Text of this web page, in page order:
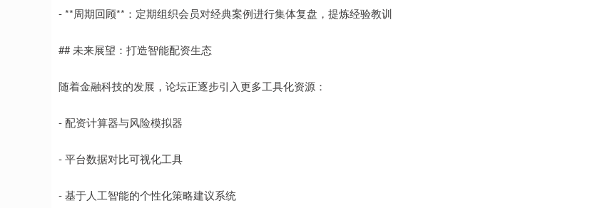
- **周期回顾**：定期组织会员对经典案例进行集体复盘，提炼经验教训
## 未来展望：打造智能配资生态
随着金融科技的发展，论坛正逐步引入更多工具化资源：
- 配资计算器与风险模拟器
- 平台数据对比可视化工具
- 基于人工智能的个性化策略建议系统